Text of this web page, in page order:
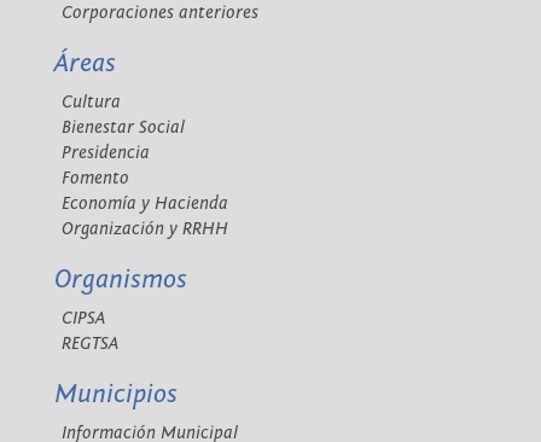
Corporaciones anteriores
Áreas
Cultura
Bienestar Social
Presidencia
Fomento
Economía y Hacienda
Organización y RRHH
Organismos
CIPSA
REGTSA
Municipios
Información Municipal